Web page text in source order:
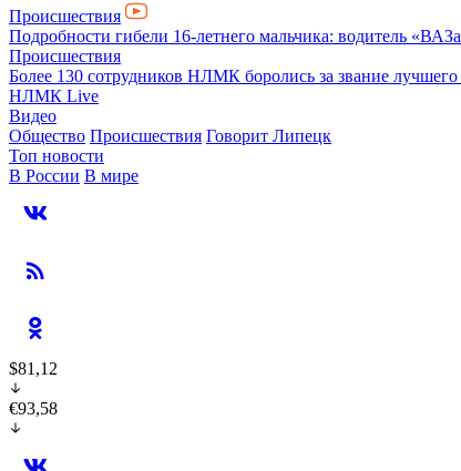
Происшествия
Подробности гибели 16-летнего мальчика: водитель
Происшествия
Более 130 сотрудников НЛМК боролись за звание лучшего
НЛМК Live
Видео
Общество Происшествия Говорит Липецк
Топ новости
В России В мире
$81,12
€93,58